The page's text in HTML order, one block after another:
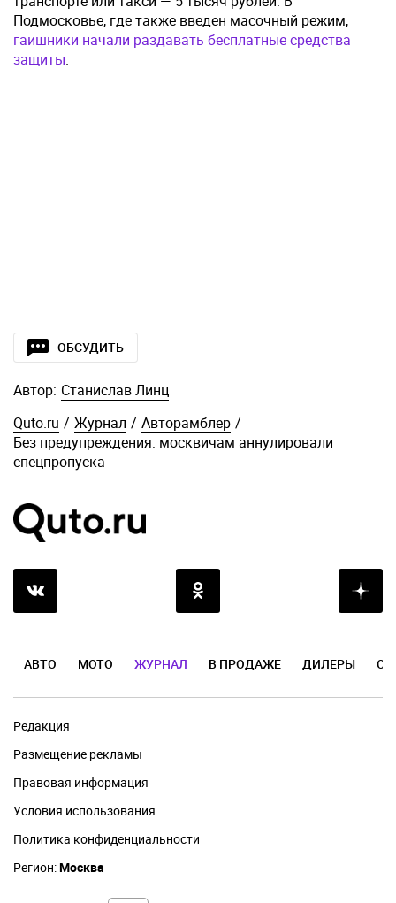
Подмосковье, где также введен масочный режим,
гаишники начали раздавать бесплатные средства
защиты.
ОБСУДИТЬ
Автор: Станислав Линц
Quto.ru / Журнал / Авторамблер /
Без предупреждения: москвичам аннулировали
спецпропуска
АВТО МОТО ЖУРНАЛ В ПРОДАЖЕ ДИЛЕРЫ
Редакция
Размещение рекламы
Правовая информация
Условия использования
Политика конфиденциальности
Регион:Москва